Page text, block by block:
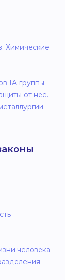
Химические
IA-группы
от неё.
человека